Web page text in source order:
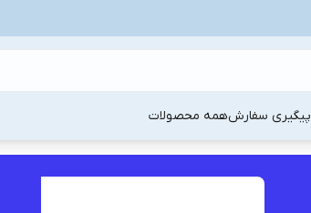
پیگیری سفارشهمه محصولات